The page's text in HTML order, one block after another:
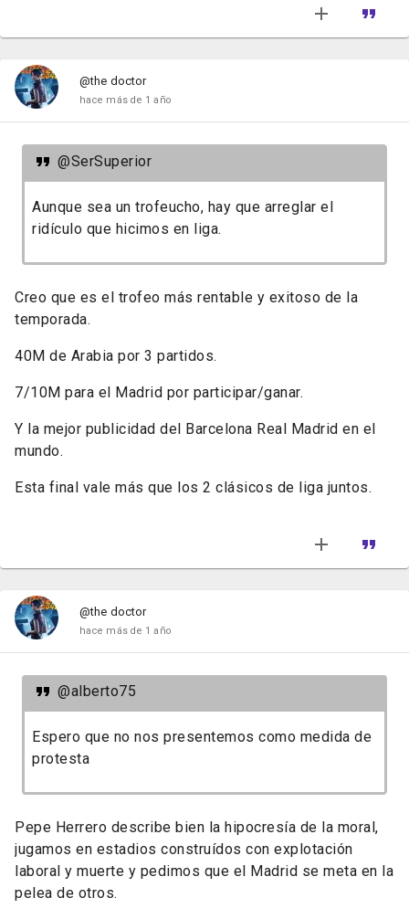
@the doctor
hace más de 1 año
@SerSuperior
Aunque sea un trofeucho, hay que arreglar el
ridículo que hicimos en liga.
Creo que es el trofeo más rentable y exitoso de la
temporada.
40M de Arabia por 3 partidos.
7/10M para el Madrid por participar/ganar.
Y la mejor publicidad del Barcelona Real Madrid en el
mundo.
Esta final vale más que los 2 clásicos de liga juntos.
@the doctor
hace más de 1 año
@alberto75
Espero que no nos presentemos como medida de
protesta
Pepe Herrero describe bien la hipocresía de la moral,
jugamos en estadios construídos con explotación
laboral y muerte y pedimos que el Madrid se meta en la
pelea de otros.